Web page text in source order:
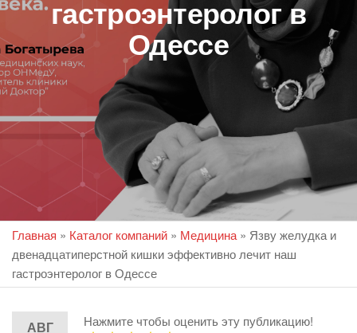
гастроэнтеролог в
Одессе
Главная » Каталог компаний » Медицина » Язву желудка и
двенадцатиперстной кишки эффективно лечит наш
гастроэнтеролог в Одессе
АВГ
Нажмите чтобы оценить эту публикацию!